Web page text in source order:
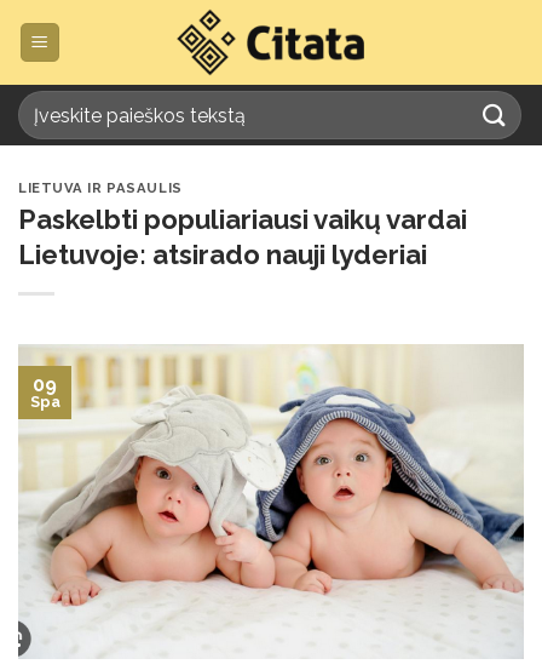
LIETUVA IR PASAULIS
Paskelbti populiariausi vaikų vardai
Lietuvoje: atsirado nauji lyderiai
09
Spa